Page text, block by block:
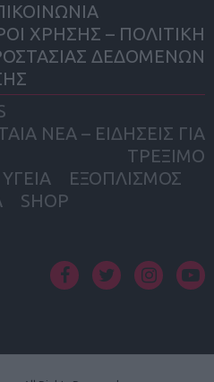
ΧΡΗΣΗΣ – ΠΟΛΙΤΙΚΗ
ΔΕΔΟΜΕΝΩΝ
ΝΕΑ – ΕΙΔΗΣΕΙΣ ΓΙΑ
ΤΡΕΞΙΜΟ
ΥΓΕΙΑ
ΕΞΟΠΛΙΣΜΟΣ
SHOP